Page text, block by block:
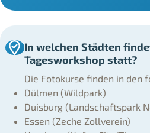
In welchen Städten
Tagesworkshop statt?
Die Fotokurse finden in den
Dülmen (Wildpark)
Duisburg (Landschaftspark
Essen (Zeche Zollverein)